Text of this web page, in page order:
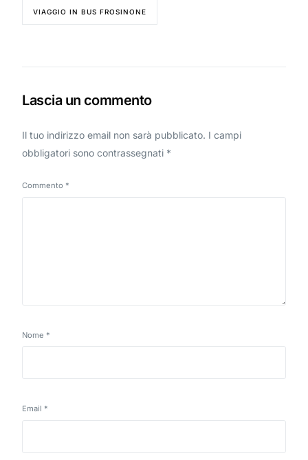
VIAGGIO IN BUS FROSINONE
Lascia un commento
Il tuo indirizzo email non sarà pubblicato. I campi
obbligatori sono contrassegnati *
Commento *
Nome *
Email *